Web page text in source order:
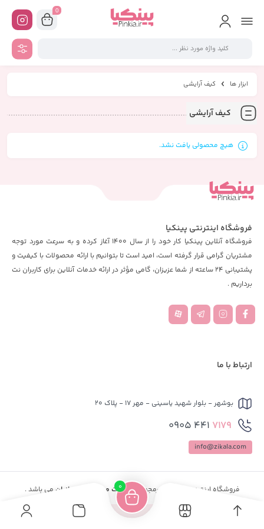
0
ابزار ها کیف آرایشی
کیف آرایشی
هیچ محصولی یافت نشد.
0
فروشگاه اینترنتی پینکیا
فروشگاه آنلاین پینکیا کار خود را از سال 1400 آغاز کرده و به سرعت مورد توجه
مشتریان گرامی قرار گرفته است، امید است تا بتوانیم با ارائه محصولات با کیفیت و
پشتیبانی 24 ساعته از شما عزیزان، گامی مؤثر در ارائه خدمات آنلاین برای کاربران نت
برداریم .
ارتباط با ما
بوشهر - بلوار شهید یاسینی - مهر 17 - پلاک 20
7179
info@zikala.com
فروشگاه اینترنتی زیرمجموعهشرکت میزبان وب ایرانیان می باشد .